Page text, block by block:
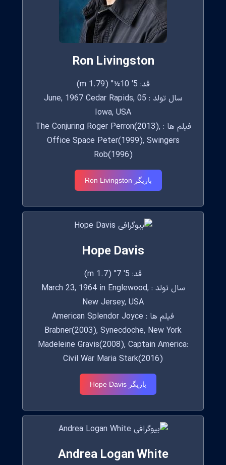
Ron Livingston
قد: 5' 10½" (1.79 m)
سال تولد : 05 June, 1967 Cedar Rapids,
Iowa, USA
فیلم ها : The Conjuring Roger Perron(2013),
Office Space Peter(1999), Swingers
Rob(1996)
بازیگر Ron Livingston
Hope Davis
قد: 5' 7" (1.7 m)
سال تولد : March 23, 1964 in Englewood,
New Jersey, USA
فیلم ها : American Splendor Joyce
Brabner(2003), Synecdoche, New York
Madeleine Gravis(2008), Captain America:
Civil War Maria Stark(2016)
بازیگر Hope Davis
Andrea Logan White